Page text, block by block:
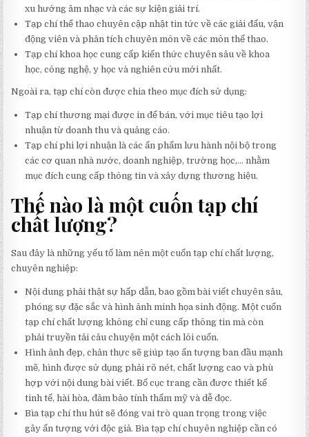
xu hướng âm nhạc và các sự kiện giải trí.
Tạp chí thể thao chuyên cập nhật tin tức về các giải đấu, vận
động viên và phân tích chuyên môn về các môn thể thao.
Tạp chí khoa học cung cấp kiến thức chuyên sâu về khoa
học, công nghệ, y học và nghiên cứu mới nhất.
Ngoài ra, tạp chí còn được chia theo mục đích sử dụng:
Tạp chí thương mại được in để bán, với mục tiêu tạo lợi
nhuận từ doanh thu và quảng cáo.
Tạp chí phi lợi nhuận là các ấn phẩm lưu hành nội bộ trong
các cơ quan nhà nước, doanh nghiệp, trường học,… nhằm
mục đích cung cấp thông tin và xây dựng thương hiệu.
Thế nào là một cuốn tạp chí
chất lượng?
Sau đây là những yếu tố làm nên một cuốn tạp chí chất lượng,
chuyên nghiệp:
Nội dung phải thật sự hấp dẫn, bao gồm bài viết chuyên sâu,
phóng sự đặc sắc và hình ảnh minh họa sinh động. Một cuốn
tạp chí chất lượng không chỉ cung cấp thông tin mà còn
phải truyền tải câu chuyện một cách lôi cuốn.
Hình ảnh đẹp, chân thực sẽ giúp tạo ấn tượng ban đầu mạnh
mẽ, hình được sử dụng phải rõ nét, chất lượng cao và phù
hợp với nội dung bài viết. Bố cục trang cần được thiết kế
tinh tế, hài hòa, đảm bảo tính thẩm mỹ và dễ đọc.
Bìa tạp chí thu hút sẽ đóng vai trò quan trọng trong việc
gây ấn tượng với độc giả. Bìa tạp chí chuyên nghiệp cần có